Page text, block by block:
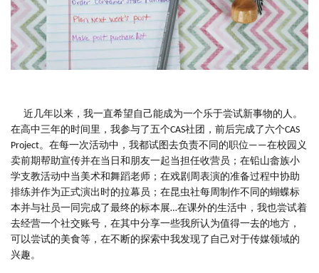
近几年以来，我一直希望自己能成为一个乐于尝试新事物的人。
在高中三年的时间里，我参与了五个CAS社团，前后完成了六个CAS
Project。在每一次活动中，我都试图去负责不同的职位——在校园义
卖前期帮助宣传并在当日和朋友一起当担任收营员；在铅山畲族小
学支教活动中当美术和舞蹈老师；在戏剧周表演的准备过程中协助
排练并作为正式演出时的拉幕员；在昆虫社每周制作不同的蝴蝶标
本并与社员一同完成了最终的标本展…在课外的生活中，我也尝试着
去经营一个社交账号，在其中分享一些我所认为值得一去的地方，
可以尝试的美食等，在不断的探索中我发现了自己对于传媒领域的
兴趣。